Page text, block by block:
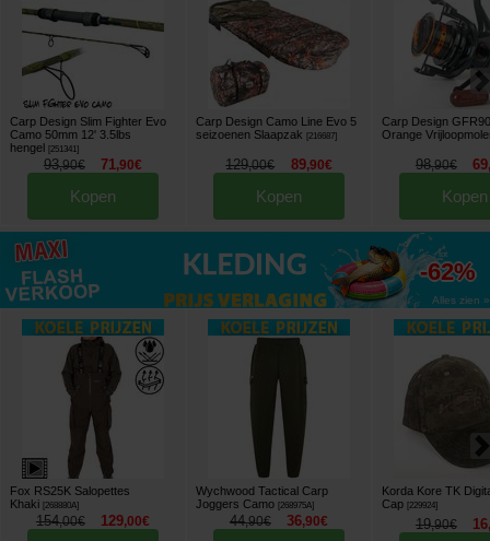
Carp Design Slim Fighter Evo
Camo 50mm 12' 3.5lbs
hengel [251341]
93,90€ 71 ,90€
Kopen
Carp Design Camo Line Evo 5
seizoenen Slaapzak
[216687]
129,00€ 89,90€
Kopen
Carp Design
Orange
98,90€ 69
Kopen
tot
-62%
Alles zien »
Fox RS25K Salopettes
Khaki
268880A]
154,00€ 129,00€
Wychwood Tactical Carp
Joggers Camo
268975A]
44,90€ 36,90€
Korda Kore TK
Cap
229924]
19,90€ 16